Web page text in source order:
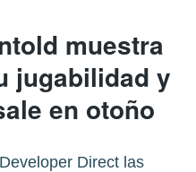
muestra
jugabilidad y
en otoño
Direct las